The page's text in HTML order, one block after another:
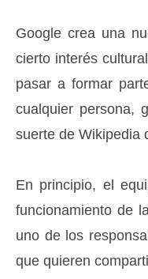
Google crea una
cierto interés
pasar a formar
cualquier persona,
suerte de Wikipedia
En principio, el
funcionamiento de
uno de los
que quieren